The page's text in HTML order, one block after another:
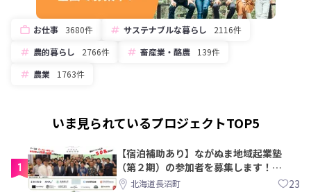
お仕事 3680件 サステナブルな暮らし
2116件
農的暮らし
2766件 畜産業・酪農
139件
農業
1763件
いま見られているプロジェクトTOP5
1
【宿泊補助あり】ながぬま地域起業塾
（第２期）の参加者を募集します！
【8/21〆】
北海道長沼町
23